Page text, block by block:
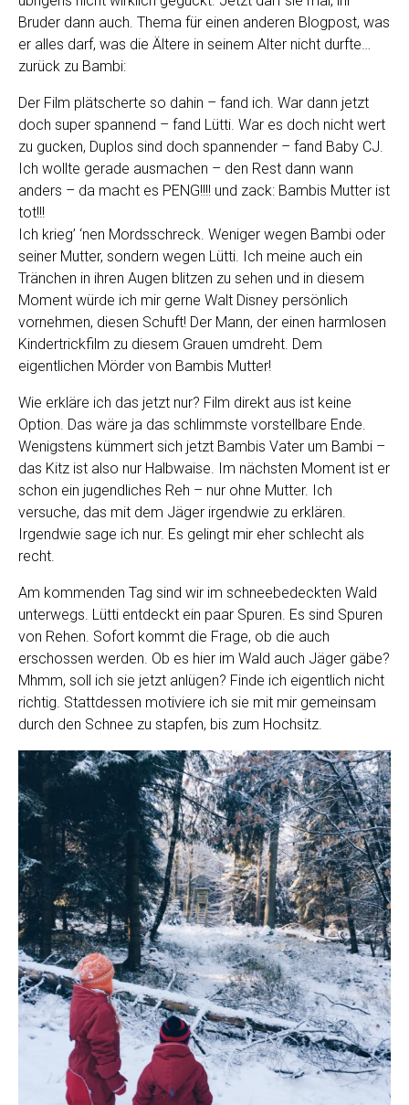
Bruder dann auch. Thema für einen anderen Blogpost, was
er alles darf, was die Ältere in seinem Alter nicht durfte…
zurück zu Bambi:
Der Film plätscherte so dahin – fand ich. War dann jetzt
doch super spannend – fand Lütti. War es doch nicht wert
zu gucken, Duplos sind doch spannender – fand Baby CJ.
Ich wollte gerade ausmachen – den Rest dann wann
anders – da macht es PENG!!!! und zack: Bambis Mutter ist
tot!!!
Ich krieg’ ‘nen Mordsschreck. Weniger wegen Bambi oder
seiner Mutter, sondern wegen Lütti. Ich meine auch ein
Tränchen in ihren Augen blitzen zu sehen und in diesem
Moment würde ich mir gerne Walt Disney persönlich
vornehmen, diesen Schuft! Der Mann, der einen harmlosen
Kindertrickfilm zu diesem Grauen umdreht. Dem
eigentlichen Mörder von Bambis Mutter!
Wie erkläre ich das jetzt nur? Film direkt aus ist keine
Option. Das wäre ja das schlimmste vorstellbare Ende.
Wenigstens kümmert sich jetzt Bambis Vater um Bambi –
das Kitz ist also nur Halbwaise. Im nächsten Moment ist er
schon ein jugendliches Reh – nur ohne Mutter. Ich
versuche, das mit dem Jäger irgendwie zu erklären.
Irgendwie sage ich nur. Es gelingt mir eher schlecht als
recht.
Am kommenden Tag sind wir im schneebedeckten Wald
unterwegs. Lütti entdeckt ein paar Spuren. Es sind Spuren
von Rehen. Sofort kommt die Frage, ob die auch
erschossen werden. Ob es hier im Wald auch Jäger gäbe?
Mhmm, soll ich sie jetzt anlügen? Finde ich eigentlich nicht
richtig. Stattdessen motiviere ich sie mit mir gemeinsam
durch den Schnee zu stapfen, bis zum Hochsitz.